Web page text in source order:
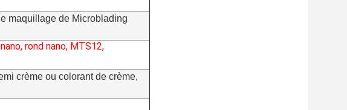
maquillage de Microblading
rond nano, MTS12,
crème ou colorant de crème,